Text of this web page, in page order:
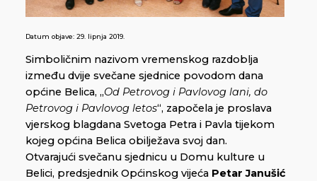
Datum objave: 29. lipnja 2019.
Simboličnim nazivom vremenskog razdoblja
između dvije svečane sjednice povodom dana
općine Belica, „Od Petrovog i Pavlovog lani, do
Petrovog i Pavlovog letos“, započela je proslava
vjerskog blagdana Svetoga Petra i Pavla tijekom
kojeg općina Belica obilježava svoj dan.
Otvarajući svečanu sjednicu u Domu kulture u
Belici, predsjednik Općinskog vijeća Petar Janušić